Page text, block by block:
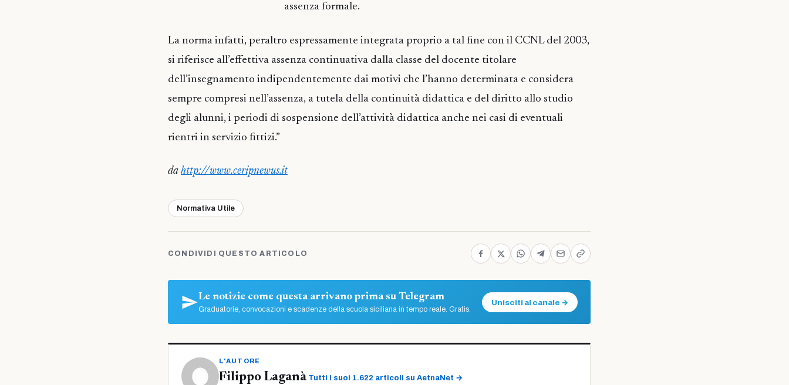
assenza formale.
La norma infatti, peraltro espressamente integrata proprio a tal fine con il CCNL del 2003,
si riferisce all’effettiva assenza continuativa dalla classe del docente titolare
dell’insegnamento indipendentemente dai motivi che l’hanno determinata e considera
sempre compresi nell’assenza, a tutela della continuità didattica e del diritto allo studio
degli alunni, i periodi di sospensione dell’attività didattica anche nei casi di eventuali
rientri in servizio fittizi.”
da http://www.ceripnewus.it
Normativa Utile
CONDIVIDI QUESTO ARTICOLO
Le notizie come questa arrivano prima su Telegram
Graduatorie, convocazioni e scadenze della scuola siciliana in tempo reale. Gratis.
Unisciti al canale →
L'AUTORE
Filippo Laganà Tutti i suoi 1.622 articoli su AetnaNet →